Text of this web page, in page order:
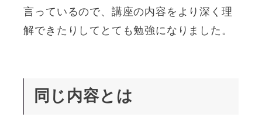
言っているので、講座の内容をより深く理
解できたりしてとても勉強になりました。
同じ内容とは